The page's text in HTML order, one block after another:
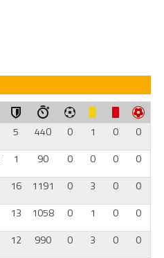
5 440 0 1 0
0
1 90 0 0 0
0
16 1191 0 3 0
0
13 1058 0 1 0
0
12 990 0 3 0
0